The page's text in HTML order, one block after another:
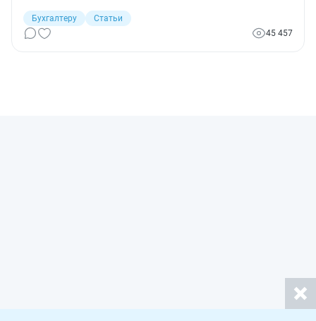
законодательной власти, которая устанавливает
правила для конкретного налогового обязательства.
Бухгалтеру
Статьи
45 457